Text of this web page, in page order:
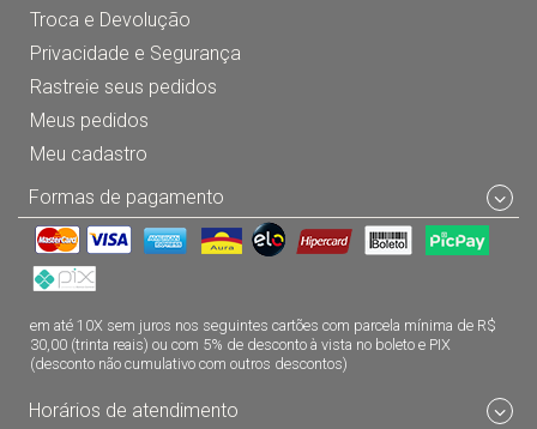
Troca e Devolução
Privacidade e Segurança
Rastreie seus pedidos
Meus pedidos
Meu cadastro
Formas de pagamento
em até 10X sem juros nos seguintes cartões com parcela mínima de R$
30,00 (trinta reais) ou com 5% de desconto à vista no boleto e PIX
(desconto não cumulativo com outros descontos)
Horários de atendimento